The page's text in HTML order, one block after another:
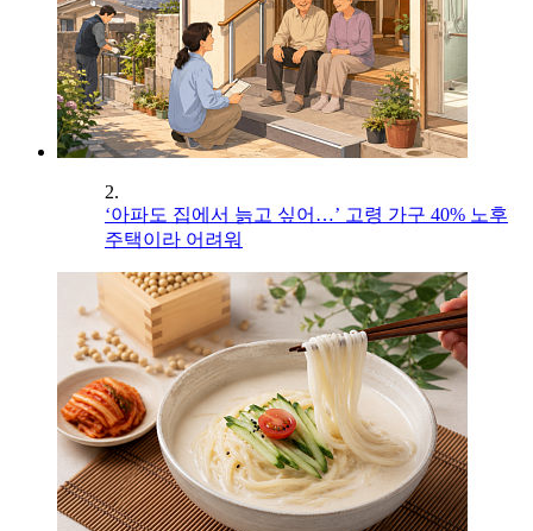
2.
‘아파도 집에서 늙고 싶어…’ 고령 가구 40% 노후
주택이라 어려워